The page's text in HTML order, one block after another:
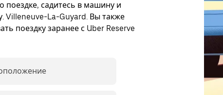
поездке, садитесь в машину и
Villeneuve-La-Guyard. Вы также
поездку заранее с Uber Reserve